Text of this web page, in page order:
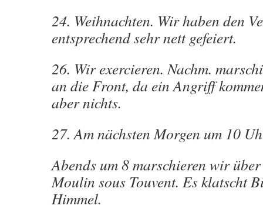
24. Weihnachten. Wir haben den
entsprechend sehr nett gefeiert.
26. Wir exercieren. Nachm.
an die Front, da ein Angriff
aber nichts.
27. Am nächsten Morgen um 10
Abends um 8 marschieren wir
Moulin sous Touvent. Es klatscht
Himmel.